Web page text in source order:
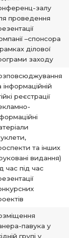
залу
проведення
–спонсора
ділової
заходу
інформаційній
реєстрації
та інших
видання)
час під час
павука у
групі у